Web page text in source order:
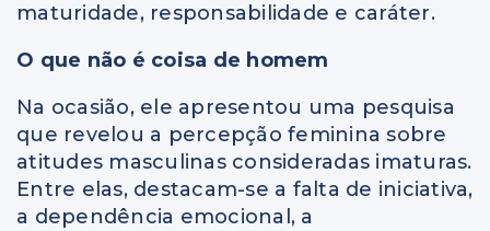
maturidade, responsabilidade e caráter.
O que não é coisa de homem
Na ocasião, ele apresentou uma pesquisa
que revelou a percepção feminina sobre
atitudes masculinas consideradas imaturas.
Entre elas, destacam-se a falta de iniciativa,
a dependência emocional, a